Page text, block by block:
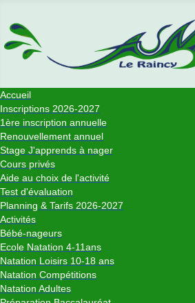
Accueil
Inscriptions 2026-2027
1ère inscription annuelle
Renouvellement annuel
Stage J'apprends à nager
Cours privés
Aide au choix de l'activité
Test d'évaluation
Planning & Tarifs 2026-2027
Activités
Bébé-nageurs
Ecole Natation 4-11ans
Natation Loisirs 10-18 ans
Natation Compétitions
Natation Adultes